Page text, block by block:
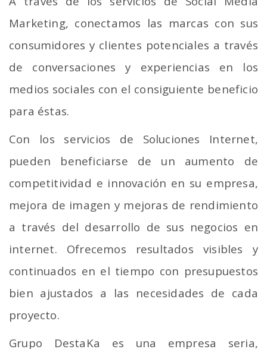
Marketing, conectamos las marcas con sus
consumidores y clientes potenciales a través
de conversaciones y experiencias en los
medios sociales con el consiguiente beneficio
para éstas.
Con los servicios de Soluciones Internet,
pueden beneficiarse de un aumento de
competitividad e innovación en su empresa,
mejora de imagen y mejoras de rendimiento
a través del desarrollo de sus negocios en
internet. Ofrecemos resultados visibles y
continuados en el tiempo con presupuestos
bien ajustados a las necesidades de cada
proyecto.
Grupo DestaKa es una empresa seria,